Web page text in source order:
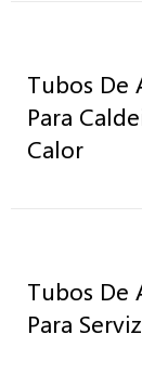
Tubos De
Para
Calor
Tubos De
Para